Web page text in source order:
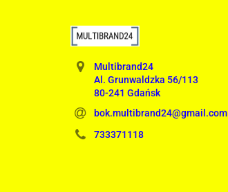
Multibrand24
Al. Grunwaldzka 56/113
80-241 Gdańsk
bok.multibrand24@gmail.com
733371118